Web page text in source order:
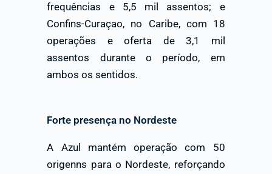
frequências e 5,5 mil assentos; e
Confins-Curaçao, no Caribe, com 18
operações e oferta de 3,1 mil
assentos durante o período, em
ambos os sentidos.
Forte presença no Nordeste
A Azul mantém operação com 50
origenns para o Nordeste, reforçando